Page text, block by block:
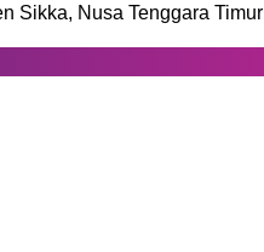
Sikka, Nusa Tenggara Timur